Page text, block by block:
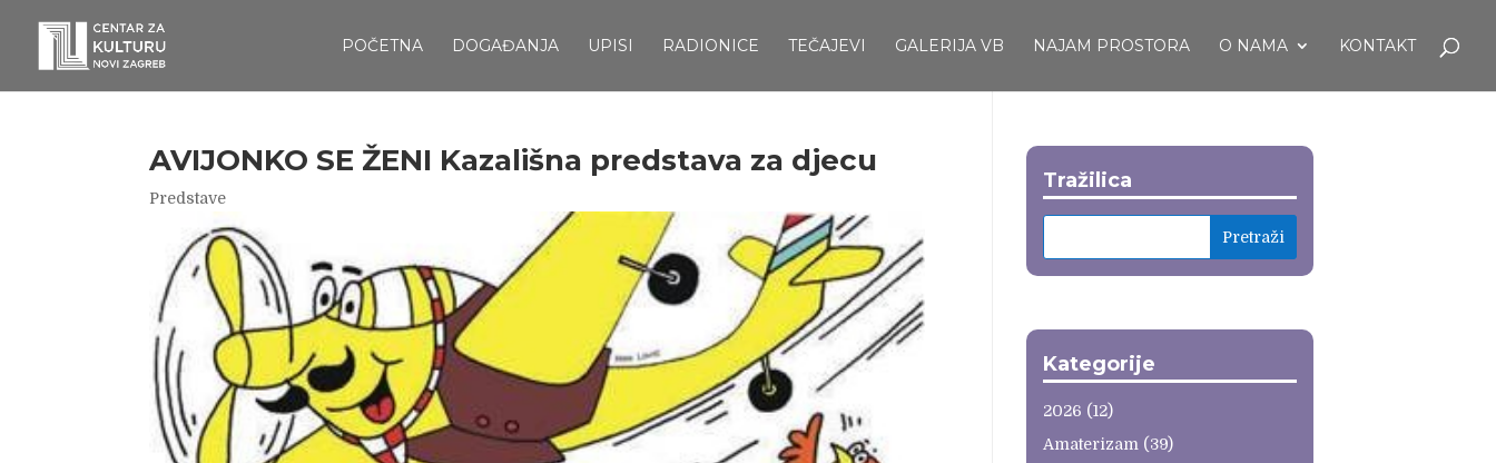
POČETNA DOGAĐANJA UPISI RADIONICE TEČAJEVI GALERIJA VB NAJAM PROSTORA O NAMA KONTAKT
AVIJONKO SE ŽENI Kazališna predstava za djecu
Predstave
Tražilica
Kategorije
2026 (12)
Amaterizam (39)